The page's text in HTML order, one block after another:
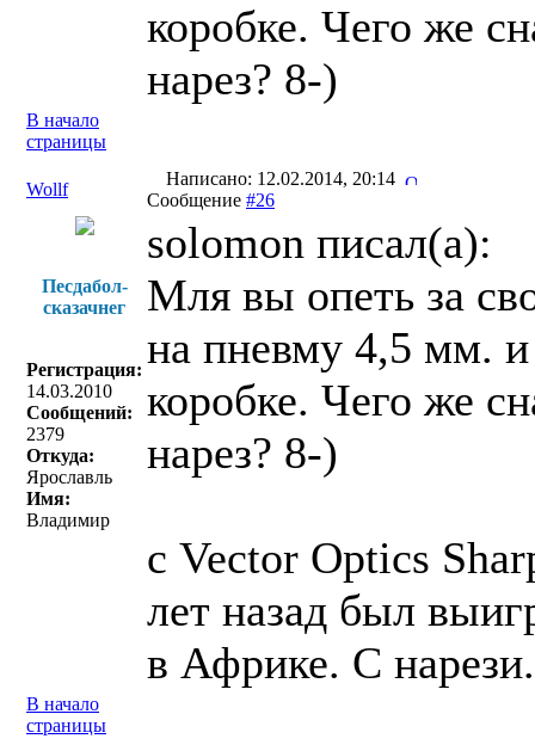
коробке. Чего же
нарез? 8-)
В начало
страницы
Wollf
Написано: 12.02.2014, 20:14
Сообщение #26
Песдабол-
сказачнег
Регистрация:
14.03.2010
Сообщений:
2379
Откуда:
Ярославль
Имя:
Владимир
solomon писал(a):
Мля вы опеть за
на пневму 4,5 мм. и
коробке. Чего же
нарез? 8-)
с Vector Optics
лет назад был
в Африке. С
В начало
страницы